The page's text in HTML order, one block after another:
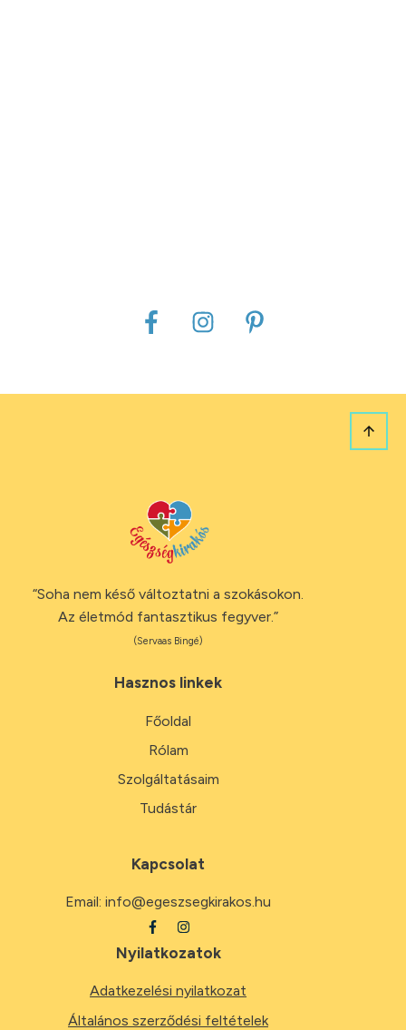
“Soha nem késő változtatni a szokásokon.
Az életmód fantasztikus fegyver.”
(Servaas Bingé)
Hasznos linkek
Főoldal
Rólam
Szolgáltatásaim
Tudástár
Kapcsolat
Email: info@egeszsegkirakos.hu
Nyilatkozatok
Adatkezelési nyilatkozat
Általános szerződési feltételek